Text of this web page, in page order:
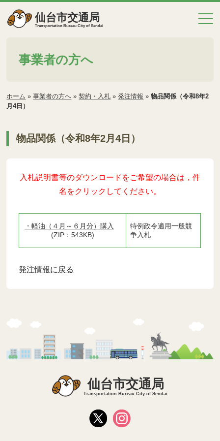
仙台市交通局
Transportation Bureau City of Sendai
事業者の方へ
ホーム »事業者の方へ »契約・入札 »発注情報 »物品関係（令和8年2
月4日）
物品関係（令和8年2月4日）
入札説明書等のダウンロードをご希望の場合は，件
名をクリックしてください。
・軽油（４月～６月分）購入
(ZIP：543KB)
特例政令適用一般競
争入札
発注情報に戻る
仙台市交通局
Transportation Bureau City of Sendai